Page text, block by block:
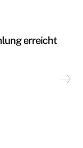
erreicht